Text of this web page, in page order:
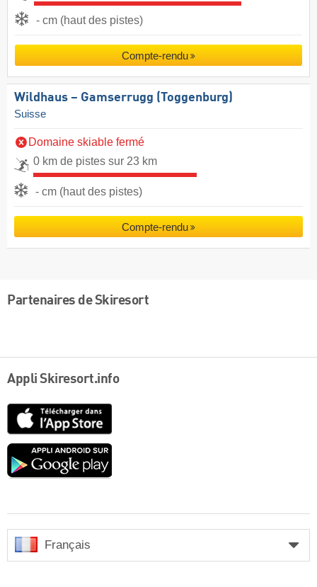
- cm (haut des pistes)
Compte-rendu
Wildhaus – Gamserrugg (Toggenburg)
Suisse
Domaine skiable fermé
0 km de pistes sur 23 km
- cm (haut des pistes)
Compte-rendu
Partenaires de Skiresort
Appli Skiresort.info
Français